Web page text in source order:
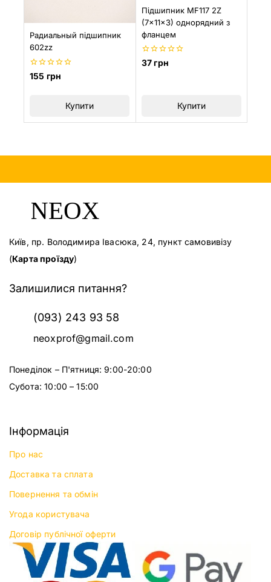
Радиальный підшипник
602zz
0
155 грн
Купити
Підшипник MF117 2Z
(7x11x3) однорядний з
фланцем
0
37грн
Купити
Київ, пр. Володимира Івасюка, 24, пункт самовивізу
(Карта проїзду)
Залишилися питання?
(093) 243 93 58
neoxprof@gmail.com
Понеділок – П'ятниця: 9:00-20:00
Субота: 10:00 – 15:00
Інформація
Про нас
Доставка та сплата
Повернення та обмін
Угода користувача
Договір публічної оферти